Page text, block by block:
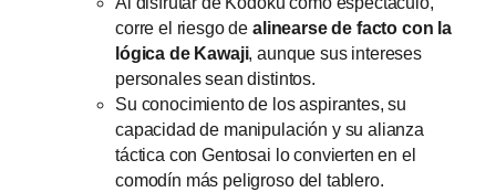
corre el riesgo dealinearse de facto con la
lógica de Kawaji, aunque sus intereses
personales sean distintos.
Su conocimiento de los aspirantes, su
capacidad de manipulación y su alianza
táctica con Gentosai lo convierten en el
comodín más peligroso del tablero.